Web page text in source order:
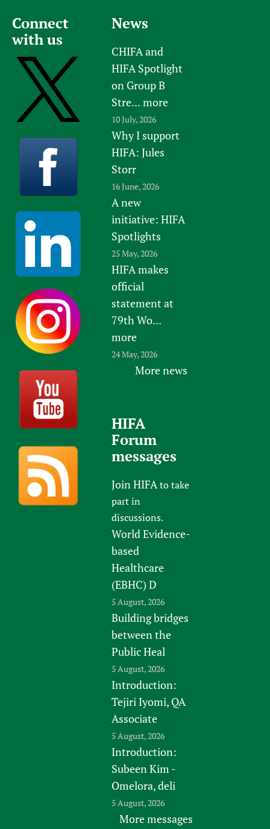
Connect
with us
News
CHIFA and
HIFA Spotlight
on Group B
Stre... more
10 July, 2026
Why I support
HIFA: Jules
Storr
16 June, 2026
A new
initiative: HIFA
Spotlights
25 May, 2026
HIFA makes
official
statement at
79th Wo...
more
24 May, 2026
More news
HIFA
Forum
messages
Join HIFAto take
part in
discussions.
World Evidence-
based
Healthcare
(EBHC) D
5 August, 2026
Building bridges
between the
Public Heal
5 August, 2026
Introduction:
Tejiri Iyomi, QA
Associate
5 August, 2026
Introduction:
Subeen Kim -
Omelora, deli
5 August, 2026
More messages